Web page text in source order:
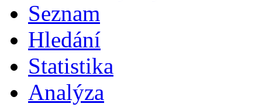
Seznam
Hledání
Statistika
Analýza